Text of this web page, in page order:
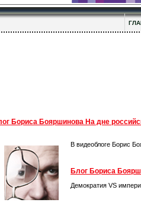
Бориса Бояршинова На дне
В видеоблоге Борис
Блог Бориса
Демократия VS